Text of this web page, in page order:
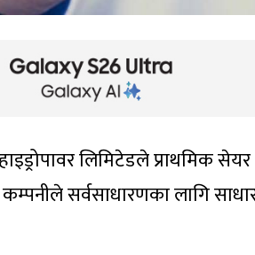
लिमिटेडले प्राथमिक
सर्वसाधारणका लागि